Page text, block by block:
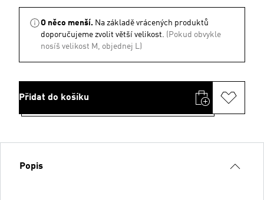
O něco menší. Na základě vrácených produktů
doporučujeme zvolit větší velikost. (Pokud obvykle
nosíš velikost M, objednej L)
Přidat do košíku
Popis